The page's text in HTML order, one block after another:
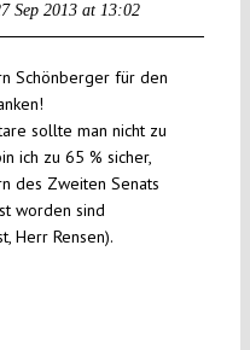
Sep 2013 at 13:02
Schönberger für den
sollte man nicht zu
ich zu 65 % sicher,
des Zweiten Senats
worden sind
Herr Rensen).